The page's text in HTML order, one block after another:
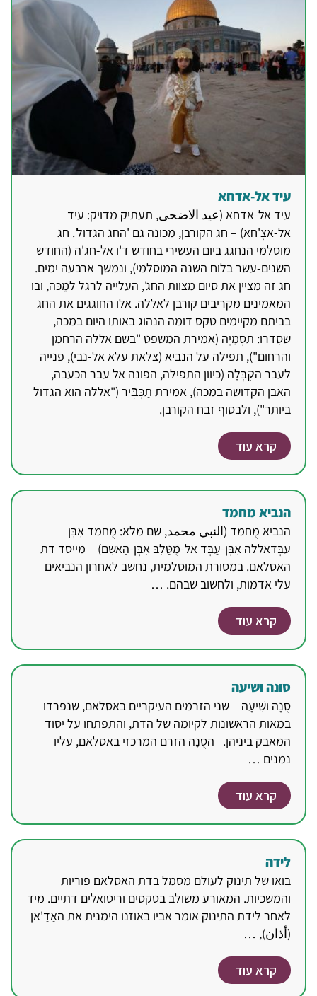
עיד אל-אדחא
עיד אל-אדחא (عيد الاضحى, תעתיק מדויק: עיד
אל-אַצְ'חא) – חג הקורבן, מכונה גם 'החג הגדול'. חג
מוסלמי הנחגג ביום העשירי בחודש ד'ו אל-חג'ה (החודש
השנים-עשר בלוח השנה המוסלמי), ונמשך ארבעה ימים.
חג זה מציין את סיום מצוות החג', העלייה לרגל למֵכּה, ובו
המאמינים מקריבים קורבן לאללה. אלו החוגגים את החג
בביתם מקיימים טקס דומה הנהוג באותו היום במכה,
שסִדרו: תַסְמִיָה (אמירת המשפט "בשם אללה הרחמן
והרחום"), תפילה על הנביא (צלאת עלא אל-נבי), פנייה
לעבר הקׅבְּלָה (כיוון התפילה, הפונה אל עבר הכעבה,
האבן הקדושה במכה), אמירת תַכְּבּׅיר ("אללה הוא הגדול
ביותר"), ולבסוף זבח הקורבן.
קרא עוד
הנביא מחמד
הנביא מֻחמד (النبي محمد, שם מלא: מֻחמד אִבְּן
עבְּדאללה אִבְּן-עַבְּד אל-מֻטַּלִבּ אִבְּן-הַאשִם) – מייסד דת
האסלאם. במסורת המוסלמית, נחשב לאחרון הנביאים
עלי אדמות, ולחשוב שבהם. …
קרא עוד
סונה ושיעה
סֻנָה ושִׁיעָה – שני הזרמים העיקריים באסלאם, שנפרדו
במאות הראשונות לקיומה של הדת, והתפתחו על יסוד
המאבק ביניהן. הסֻנָה הזרם המרכזי באסלאם, עליו
נמנים …
קרא עוד
לידה
בואו של תינוק לעולם מסמל בדת האסלאם פוריות
והמשכיות. המאורע משולב בטקסים וריטואלים דתיים. מיד
לאחר לידת התינוק אומר אביו באוזנו הימנית את האַדַ'אן
(أذان), …
קרא עוד